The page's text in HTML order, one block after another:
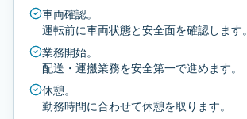
車両確認。
運転前に車両状態と安全面を確認します。
業務開始。
配送・運搬業務を安全第一で進めます。
休憩。
勤務時間に合わせて休憩を取ります。